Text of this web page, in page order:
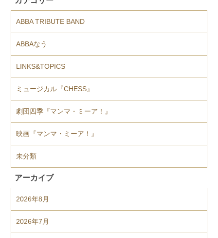
ABBA TRIBUTE BAND
ABBAなう
LINKS&TOPICS
ミュージカル『CHESS』
劇団四季『マンマ・ミーア！』
映画『マンマ・ミーア！』
未分類
アーカイブ
2026年8月
2026年7月